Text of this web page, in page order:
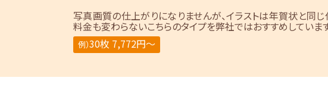
写真画質の仕上がりになりませんが、イラストは年賀状と同
料金も変わらないこちらのタイプを弊社ではおすすめしています
例）30枚 7,772円～